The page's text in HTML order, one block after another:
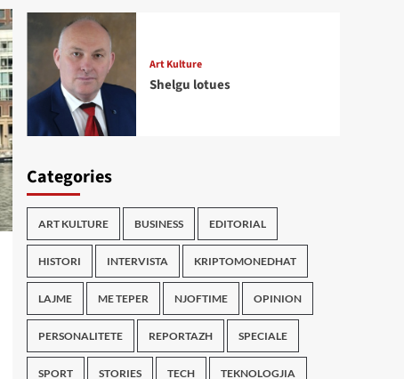
Art Kulture
Shelgu lotues
Categories
ART KULTURE BUSINESS EDITORIAL
HISTORI INTERVISTA KRIPTOMONEDHAT
LAJME ME TEPER NJOFTIME OPINION
PERSONALITETE REPORTAZH SPECIALE
SPORT STORIES TECH TEKNOLOGJIA